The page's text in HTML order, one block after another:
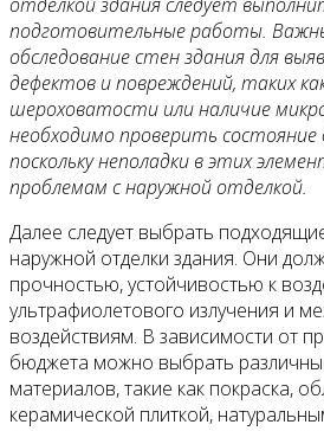
подготовительные работы.
обследование стен здания для
дефектов и повреждений, таких
шероховатости или наличие
необходимо проверить
поскольку неполадки в этих
проблемам с наружной отделкой.
Далее следует выбрать
наружной отделки здания. Они
прочностью, устойчивостью к
ультрафиолетового излучения и
воздействиям. В зависимости от
бюджета можно выбрать
материалов, такие как покраска,
керамической плиткой,